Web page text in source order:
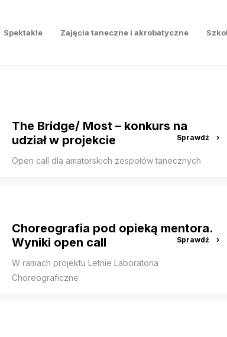
Spektakle Zajęcia taneczne i akrobatyczne
The Bridge/ Most – konkurs na
udział w projekcie
Open call dla amatorskich zespołów tanecznych
Choreografia pod opieką mentora.
Wyniki open call
W ramach projektu Letnie Laboratoria
Choreograficzne